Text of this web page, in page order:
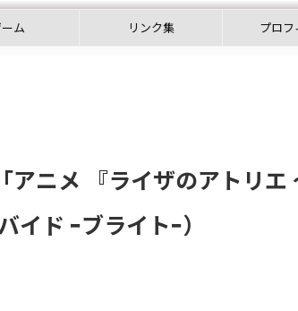
ム リンク集 プロフ
アニメ 『ライザのアトリエ
ド ｰブライトｰ）